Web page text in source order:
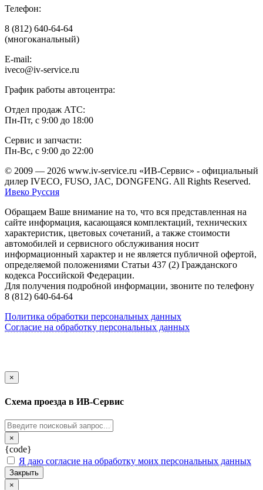
Телефон:
8 (812) 640-64-64
(многоканальный)
E-mail:
iveco@iv-service.ru
График работы автоцентра:
Отдел продаж АТС:
Пн-Пт, с 9:00 до 18:00
Сервис и запчасти:
Пн-Вс, с 9:00 до 22:00
© 2009 — 2026 www.iv-service.ru «ИВ-Сервис» - официальный
дилер IVECO, FUSO, JAC, DONGFENG. All Rights Reserved.
Ивеко Руссия
Обращаем Ваше внимание на то, что вся представленная на
сайте информация, касающаяся комплектаций, технических
характеристик, цветовых сочетаний, а также стоимости
автомобилей и сервисного обслуживания носит
информационный характер и не является публичной офертой,
определяемой положениями Статьи 437 (2) Гражданского
кодекса Российской Федерации.
Для получения подробной информации, звоните по телефону
8 (812) 640-64-64
Политика обработки персональных данных
Согласие на обработку персональных данных
×
Схема проезда в ИВ-Сервис
×
{code}
Я даю согласие на обработку моих персональных данных
Закрыть
×